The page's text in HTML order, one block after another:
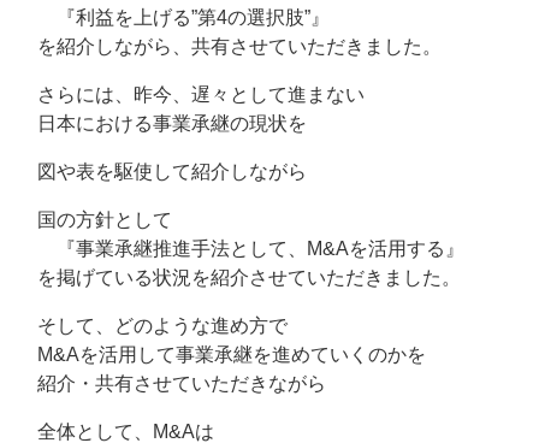
『利益を上げる”第4の選択肢”』
を紹介しながら、共有させていただきました。
さらには、昨今、遅々として進まない
日本における事業承継の現状を
図や表を駆使して紹介しながら
国の方針として
『事業承継推進手法として、M&Aを活用する』
を掲げている状況を紹介させていただきました。
そして、どのような進め方で
M&Aを活用して事業承継を進めていくのかを
紹介・共有させていただきながら
全体として、M&Aは